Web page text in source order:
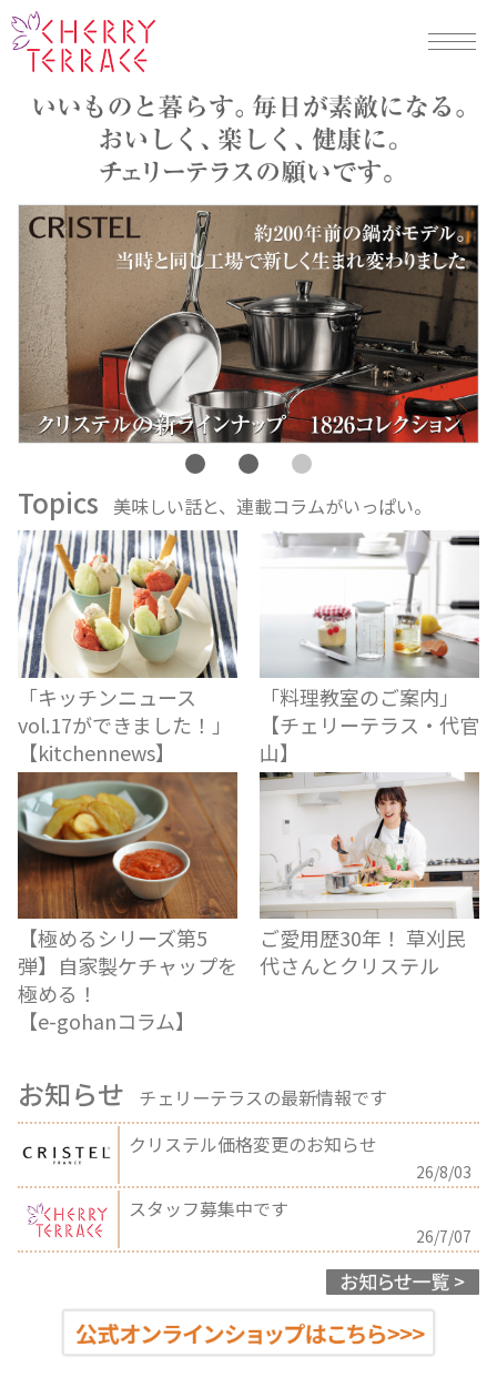
Topics 美味しい話と、連載コラムがいっぱい。
「キッチンニュース
vol.17ができました！」
【kitchennews】
「料理教室のご案内」
【チェリーテラス・代官
山】
【極めるシリーズ第5
弾】自家製ケチャップを
極める！
【e-gohanコラム】
ご愛用歴30年！ 草刈民
代さんとクリステル
お知らせ
チェリーテラスの最新情報です
クリステル価格変更のお知らせ
26/8/03
スタッフ募集中です
26/7/07